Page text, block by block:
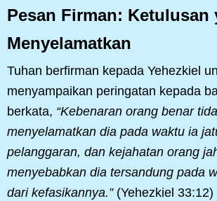
Pesan Firman: Ketulusan
Menyelamatkan
Tuhan berfirman kepada Yehezkiel
menyampaikan peringatan kepada
berkata, “Kebenaran orang benar
menyelamatkan dia pada waktu ia
pelanggaran, dan kejahatan orang
menyebabkan dia tersandung pada
dari kefasikannya.”(Yehezkiel 33:12)